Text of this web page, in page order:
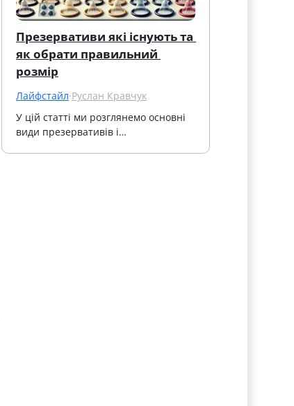
Презервативи які існують та
як обрати правильний
розмір
Лайфстайл·Руслан Кравчук
У цій статті ми розглянемо основні
види презервативів і…